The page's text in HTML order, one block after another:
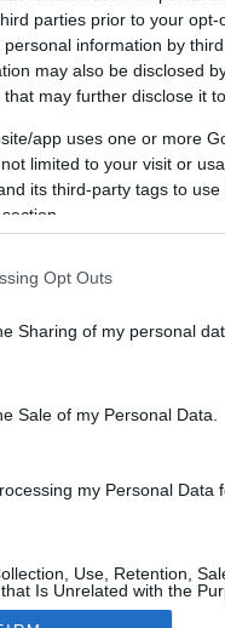
parties prior to your
information by
may also be disclosed
that may further disclose it
app uses one or more
limited to your visit or
its third-party tags to
Opt Outs
Sharing of my personal
Sale of my Personal Data.
my Personal Data
Use, Retention,
Is Unrelated with the